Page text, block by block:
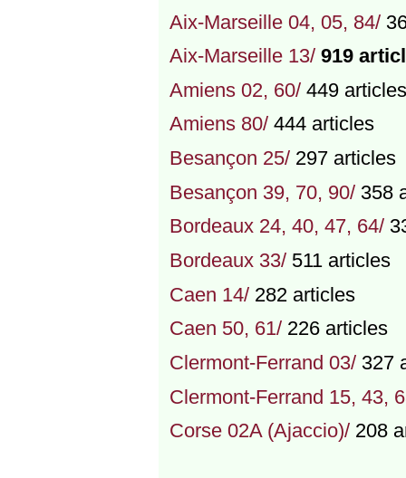
Aix-Marseille 04, 05, 84/
Aix-Marseille 13/ 919
Amiens 02, 60/449 articles
Amiens 80/444 articles
Besançon 25/297 articles
Besançon 39, 70, 90/358
Bordeaux 24, 40, 47, 64/
Bordeaux 33/511 articles
Caen 14/282 articles
Caen 50, 61/226 articles
Clermont-Ferrand 03/327
Clermont-Ferrand 15, 43,
Corse 02A (Ajaccio)/208